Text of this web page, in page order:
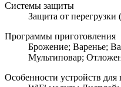
Системы защиты
Защита от перегрузки
Программы приготовления
Брожение; Варенье;
Мультиповар;
Особенности устройств